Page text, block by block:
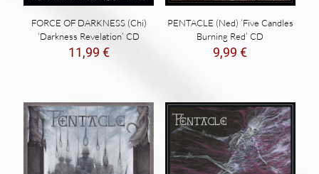
FORCE OF DARKNESS (Chi)
‘Darkness Revelation’ CD
11,99 €
PENTACLE (Ned) ‘Five Candles
Burning Red’ CD
9,99€